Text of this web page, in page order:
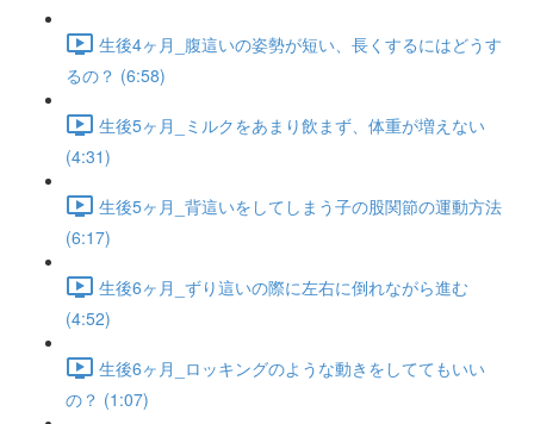
生後4ヶ月_腹這いの姿勢が短い、長くするにはどうす
るの？ (6:58)
生後5ヶ月_ミルクをあまり飲まず、体重が増えない
(4:31)
生後5ヶ月_背這いをしてしまう子の股関節の運動方法
(6:17)
生後6ヶ月_ずり這いの際に左右に倒れながら進む
(4:52)
生後6ヶ月_ロッキングのような動きをしててもいい
の？ (1:07)